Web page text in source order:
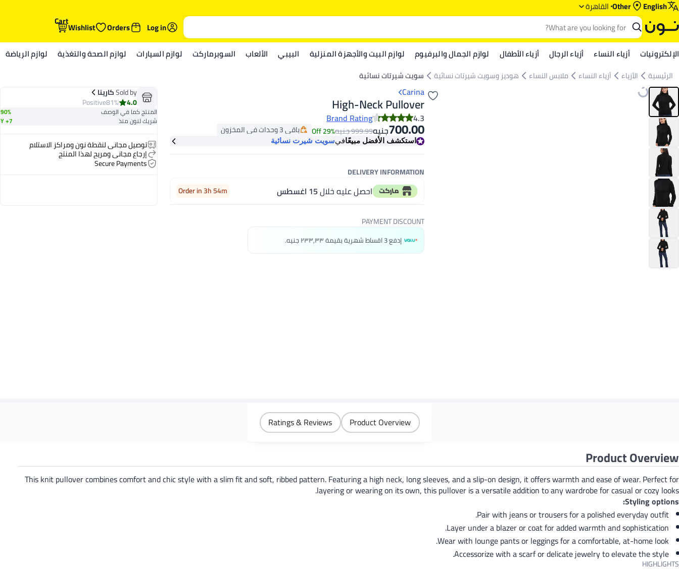
English
Other القاهرة
Log in
Orders
Wishlist
Cart
الإلكترونيات أزياء النساء أزياء الرجال أزياء الأطفال لوازم الجمال والبرفيوم لوازم البيت والأجهزة المنزلية البيبي الألعاب السوبرماركت لوازم السيارات لوازم الصحة والتغذية لوازم الرياضة
الرئيسية الأزياء أزياء النساء ملابس النساء هوديز وسويت شيرتات نسائية سويت شيرتات نسائية
Carina
High-Neck Pullover
4.3
Brand Rating
جنيه700.00 جنيه999.99
29% Off باقي 3 وحدات في المخزون
باقي 3 وحدات في المخزون استكشف الأفضل مبيعًافيسويت شيرت نسائية
DELIVERY INFORMATION
احصل عليه خلال15 اغسطس Order in 3h 54m
PAYMENT DISCOUNT
إدفع 3 اقساط شهرية بقيمة ٢٣٣٫٣٣ جنيه.
Sold byكارينا
4.0
81%
Positive
المنتج كما في الوصف 90%
شريك لنون منذ 7+ Y
توصيل مجاني لنقطة نون ومراكز الاستلام
إرجاع مجاني ومريح لهذا المنتج
Secure Payments
Product Overview
Ratings & Reviews
Product Overview
This knit pullover combines comfort and chic style with a slim fit and soft, ribbed pattern. Featuring a high neck, long sleeves, and a slip-on design, it offers warmth and ease of wear. Perfect for
layering or wearing on its own, this pullover is a versatile addition to any wardrobe for casual or cozy looks.
Styling options:
Pair with jeans or trousers for a polished everyday outfit.
Layer under a blazer or coat for added warmth and sophistication.
Wear with lounge pants or leggings for a comfortable, at-home look.
Accessorize with a scarf or delicate jewelry to elevate the style.
HIGHLIGHTS